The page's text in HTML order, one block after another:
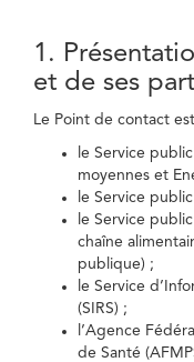
1.
et de ses
Le Point de contact
le Service
moyennes et
le Service
le Service
chaîne
publique) ;
le Service
(SIRS) ;
l’Agence
de Santé